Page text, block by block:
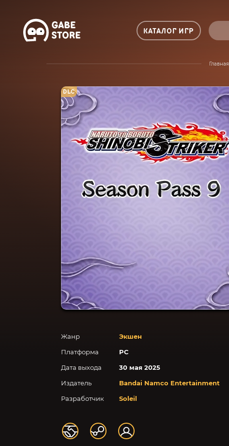
КАТАЛОГ ИГР
Главная
DLC
Жанр
Экшен
Платформа
PC
Дата выхода
30 мая 2025
Издатель
Bandai Namco Entertainment
Разработчик
Soleil